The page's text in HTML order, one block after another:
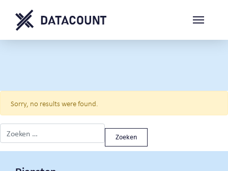
Sorry, no results were found.
Zoeken naar: